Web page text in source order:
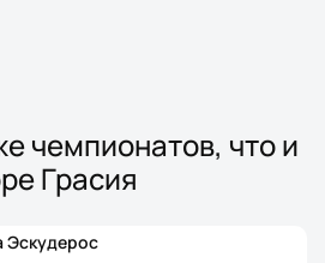
чемпионатов, что и
Грасия
Эскудерос